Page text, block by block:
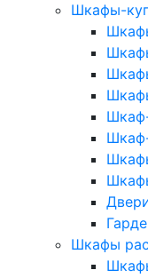
Шкафы-
Шкафы